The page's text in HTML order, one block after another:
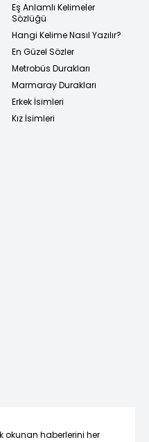
Eş Anlamlı Kelimeler
Sözlüğü
Hangi Kelime Nasıl Yazılır?
En Güzel Sözler
Metrobüs Durakları
Marmaray Durakları
Erkek İsimleri
Kız İsimleri
okunan haberlerini her